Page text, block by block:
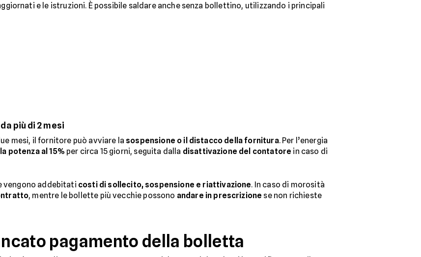
e le istruzioni. È possibile saldare anche senza bollettino, utilizzando i principali
più di 2 mesi
mesi, il fornitore può avviare la sospensione o il distacco della fornitura. Per l’energia
potenza al 15% per circa 15 giorni, seguita dalla disattivazione del contatore in caso di
vengono addebitati costi di sollecito, sospensione e riattivazione. In caso di morosità
, mentre le bollette più vecchie possono andare in prescrizione se non richieste
pagamento della bolletta